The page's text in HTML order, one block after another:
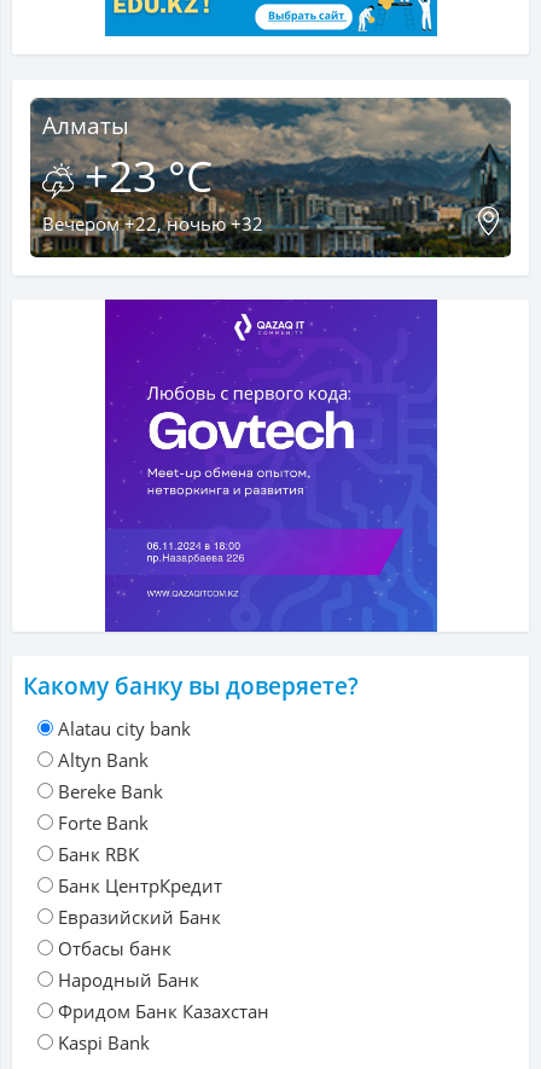
Алматы
+23 °C
Вечером +22, ночью +32
Какому банку вы доверяете?
Alatau city bank
Altyn Bank
Bereke Bank
Forte Bank
Банк RBK
Банк ЦентрКредит
Евразийский Банк
Отбасы банк
Народный Банк
Фридом Банк Казахстан
Kaspi Bank